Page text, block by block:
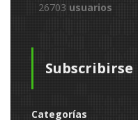
26703 usuarios
Subscribirse
Categorías